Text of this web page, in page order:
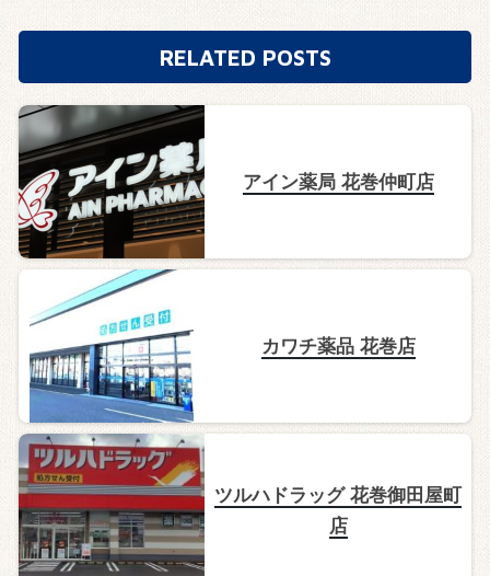
RELATED POSTS
アイン薬局 花巻仲町店
カワチ薬品 花巻店
ツルハドラッグ 花巻御田屋町
店